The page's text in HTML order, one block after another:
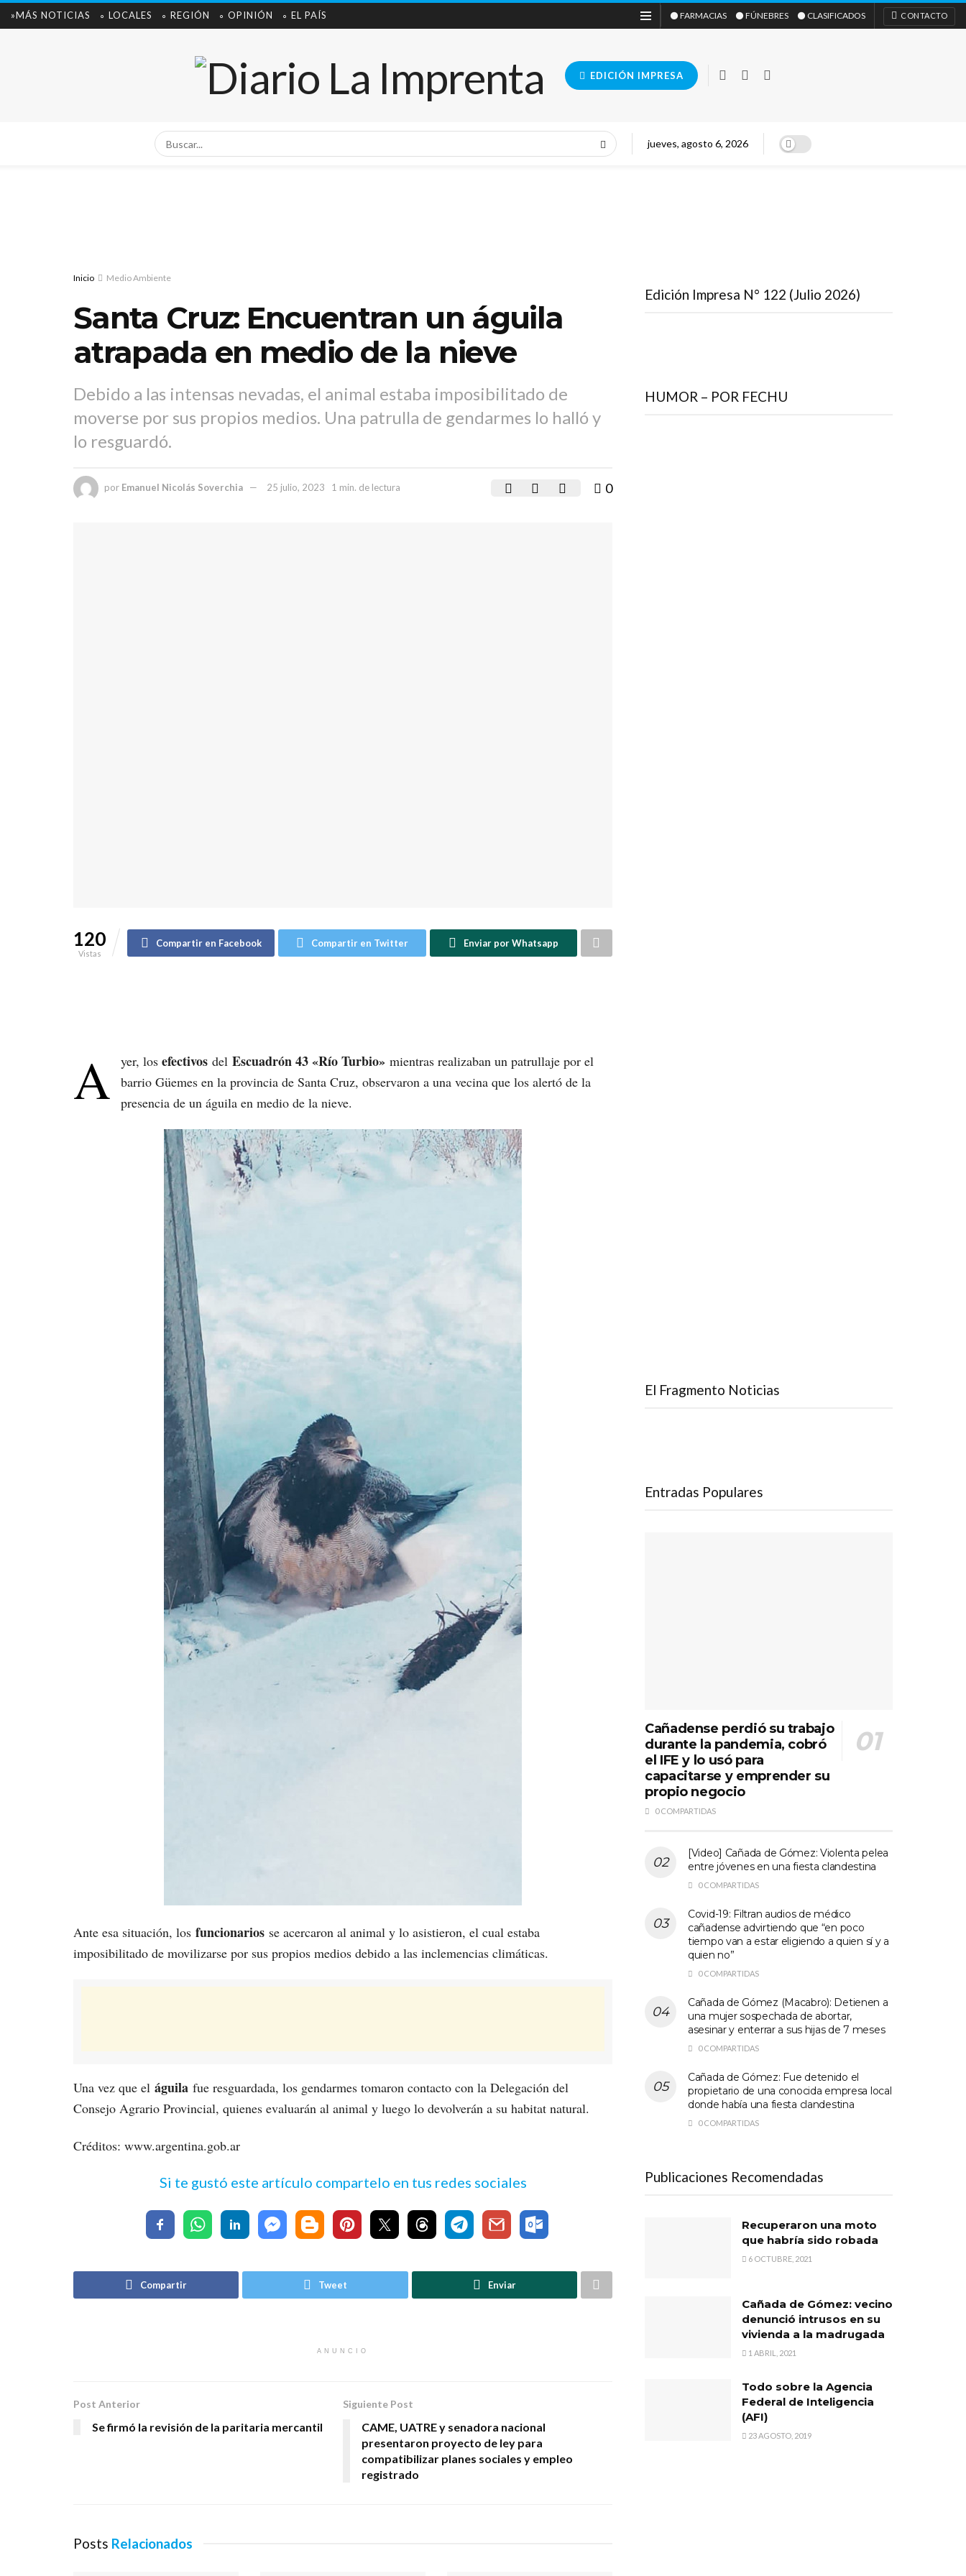
»MÁS NOTICIAS ∘ LOCALES ∘ REGIÓN ∘ OPINIÓN ∘ EL PAÍS ⚫ FARMACIAS ⚫ FÚNEBRES ⚫ CLASIFICADOS CONTACTO
EDICIÓN IMPRESA
jueves, agosto 6, 2026
Inicio Medio Ambiente
Santa Cruz: Encuentran un águila
atrapada en medio de la nieve
Debido a las intensas nevadas, el animal estaba imposibilitado de
moverse por sus propios medios. Una patrulla de gendarmes lo halló y
lo resguardó.
por Emanuel Nicolás Soverchia 25 julio, 2023 1 min. de lectura 0
120
Vistas
Compartir en Facebook Compartir en Twitter Enviar por Whatsapp
A yer, losefectivos delEscuadrón 43 «Río Turbio» mientras realizaban un patrullaje por el
barrio Güemes en la provincia de Santa Cruz, observaron a una vecina que los alertó de la
presencia de un águila en medio de la nieve.
Ante esa situación, los funcionarios se acercaron al animal y lo asistieron, el cual estaba
imposibilitado de movilizarse por sus propios medios debido a las inclemencias climáticas.
Una vez que el águila fue resguardada, los gendarmes tomaron contacto con la Delegación del
Consejo Agrario Provincial, quienes evaluarán al animal y luego lo devolverán a su habitat natural.
Créditos: www.argentina.gob.ar
Si te gustó este artículo compartelo en tus redes sociales
Compartir Tweet Enviar
ANUNCIO
Post Anterior
Se firmó la revisión de la paritaria mercantil
Siguiente Post
CAME, UATRE y senadora nacional
presentaron proyecto de ley para
compatibilizar planes sociales y empleo
registrado
Posts Relacionados
Edición Impresa N° 122 (Julio 2026)
HUMOR – POR FECHU
El Fragmento Noticias
Entradas Populares
Cañadense perdió su trabajo
durante la pandemia, cobró
el IFE y lo usó para
capacitarse y emprender su
propio negocio
0 COMPARTIDAS
[Video] Cañada de Gómez: Violenta pelea
entre jóvenes en una fiesta clandestina
0 COMPARTIDAS
Covid-19: Filtran audios de médico
cañadense advirtiendo que “en poco
tiempo van a estar eligiendo a quien sí y a
quien no”
0 COMPARTIDAS
Cañada de Gómez (Macabro): Detienen a
una mujer sospechada de abortar,
asesinar y enterrar a sus hijas de 7 meses
0 COMPARTIDAS
Cañada de Gómez: Fue detenido el
propietario de una conocida empresa local
donde había una fiesta clandestina
0 COMPARTIDAS
Publicaciones Recomendadas
Recuperaron una moto
que habría sido robada
6 OCTUBRE, 2021
Cañada de Gómez: vecino
denunció intrusos en su
vivienda a la madrugada
1 ABRIL, 2021
Todo sobre la Agencia
Federal de Inteligencia
(AFI)
23 AGOSTO, 2019